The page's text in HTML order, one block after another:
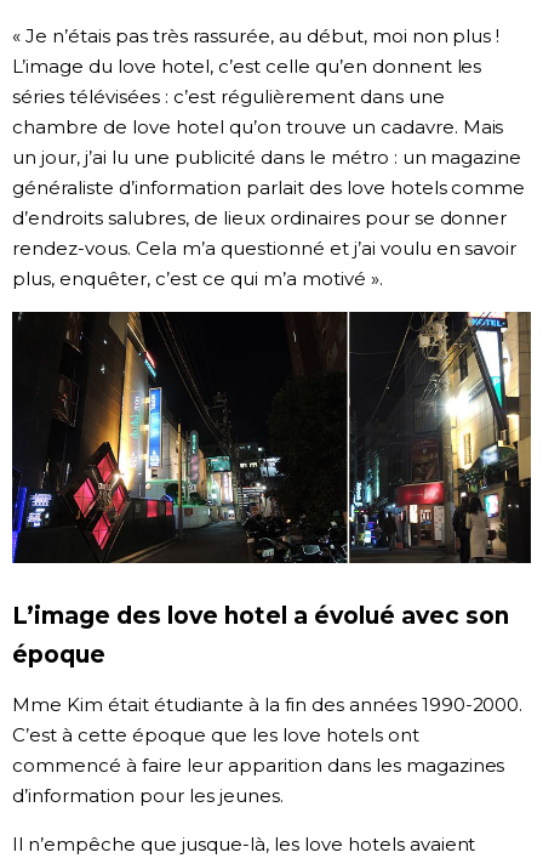
« Je n’étais pas très rassurée, au début, moi non plus !
L’image du love hotel, c’est celle qu’en donnent les
séries télévisées : c’est régulièrement dans une
chambre de love hotel qu’on trouve un cadavre. Mais
un jour, j’ai lu une publicité dans le métro : un magazine
généraliste d’information parlait des love hotels comme
d’endroits salubres, de lieux ordinaires pour se donner
rendez-vous. Cela m’a questionné et j’ai voulu en savoir
plus, enquêter, c’est ce qui m’a motivé ».
L’image des love hotel a évolué avec son
époque
Mme Kim était étudiante à la fin des années 1990-2000.
C’est à cette époque que les love hotels ont
commencé à faire leur apparition dans les magazines
d’information pour les jeunes.
Il n’empêche que jusque-là, les love hotels avaient